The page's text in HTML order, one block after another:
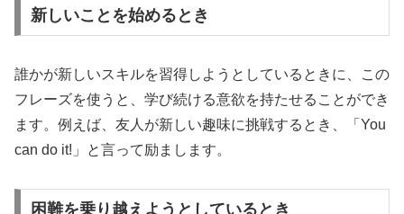
新しいことを始めるとき
誰かが新しいスキルを習得しようとしているときに、この
フレーズを使うと、学び続ける意欲を持たせることができ
ます。例えば、友人が新しい趣味に挑戦するとき、「You
can do it!」と言って励まします。
困難を乗り越えようとしているとき